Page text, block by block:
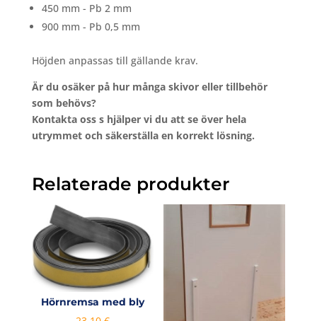
450 mm - Pb 2 mm
900 mm - Pb 0,5 mm
Höjden anpassas till gällande krav.
Är du osäker på hur många skivor eller tillbehör
som behövs?
Kontakta oss s hjälper vi du att se över hela
utrymmet och säkerställa en korrekt lösning.
Relaterade produkter
Hörnremsa med bly